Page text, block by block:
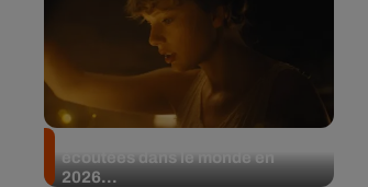
écoutées dans le monde en
2026...